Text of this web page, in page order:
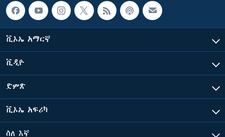
ቪኦኤ አማርኛ
ቪዲዮ
ድምጽ
ቪኦኤ አፍሪካ
ስለ እኛ